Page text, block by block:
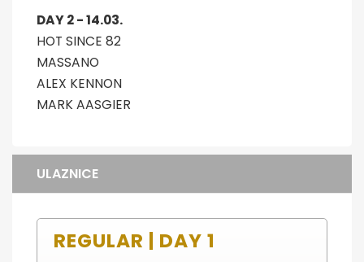
DAY 2 - 14.03.
HOT SINCE 82
MASSANO
ALEX KENNON
MARK AASGIER
ULAZNICE
REGULAR | DAY 1